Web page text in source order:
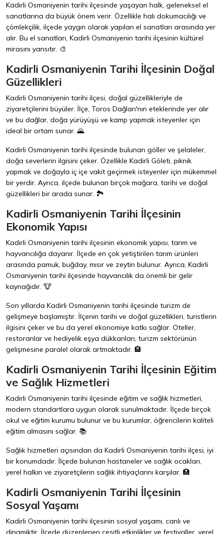
Kadirli Osmaniyenin tarihi ilçesinde yaşayan halk, geleneksel el
sanatlarına da büyük önem verir. Özellikle halı dokumacılığı ve
çömlekçilik, ilçede yaygın olarak yapılan el sanatları arasında yer
alır. Bu el sanatları, Kadirli Osmaniyenin tarihi ilçesinin kültürel
mirasını yansıtır. 🎨
Kadirli Osmaniyenin Tarihi İlçesinin Doğal
Güzellikleri
Kadirli Osmaniyenin tarihi ilçesi, doğal güzellikleriyle de
ziyaretçilerini büyüler. İlçe, Toros Dağları'nın eteklerinde yer alır
ve bu dağlar, doğa yürüyüşü ve kamp yapmak isteyenler için
ideal bir ortam sunar. 🌄
Kadirli Osmaniyenin tarihi ilçesinde bulunan göller ve şelaleler,
doğa severlerin ilgisini çeker. Özellikle Kadirli Göleti, piknik
yapmak ve doğayla iç içe vakit geçirmek isteyenler için mükemmel
bir yerdir. Ayrıca, ilçede bulunan birçok mağara, tarihi ve doğal
güzellikleri bir arada sunar. 🏞️
Kadirli Osmaniyenin Tarihi İlçesinin
Ekonomik Yapısı
Kadirli Osmaniyenin tarihi ilçesinin ekonomik yapısı, tarım ve
hayvancılığa dayanır. İlçede en çok yetiştirilen tarım ürünleri
arasında pamuk, buğday, mısır ve zeytin bulunur. Ayrıca, Kadirli
Osmaniyenin tarihi ilçesinde hayvancılık da önemli bir gelir
kaynağıdır. 🐮
Son yıllarda Kadirli Osmaniyenin tarihi ilçesinde turizm de
gelişmeye başlamıştır. İlçenin tarihi ve doğal güzellikleri, turistlerin
ilgisini çeker ve bu da yerel ekonomiye katkı sağlar. Oteller,
restoranlar ve hediyelik eşya dükkanları, turizm sektörünün
gelişmesine paralel olarak artmaktadır. 🏨
Kadirli Osmaniyenin Tarihi İlçesinin Eğitim
ve Sağlık Hizmetleri
Kadirli Osmaniyenin tarihi ilçesinde eğitim ve sağlık hizmetleri,
modern standartlara uygun olarak sunulmaktadır. İlçede birçok
okul ve eğitim kurumu bulunur ve bu kurumlar, öğrencilerin kaliteli
eğitim almasını sağlar. 📚
Sağlık hizmetleri açısından da Kadirli Osmaniyenin tarihi ilçesi, iyi
bir konumdadır. İlçede bulunan hastaneler ve sağlık ocakları,
yerel halkın ve ziyaretçilerin sağlık ihtiyaçlarını karşılar. 🏥
Kadirli Osmaniyenin Tarihi İlçesinin
Sosyal Yaşamı
Kadirli Osmaniyenin tarihi ilçesinin sosyal yaşamı, canlı ve
dinamiktir. İlçede düzenlenen çeşitli etkinlikler ve festivaller, yerel